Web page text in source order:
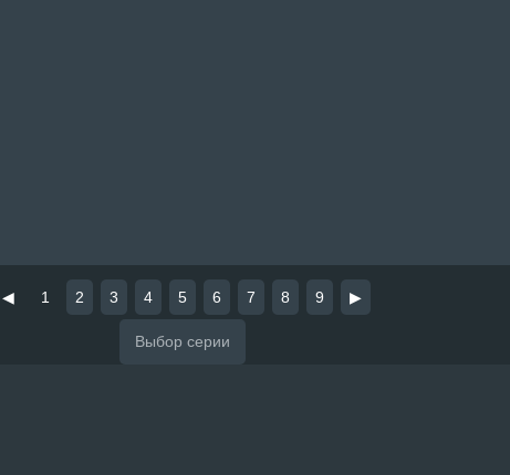
◀ 1 2 3 4 5 6 7 8 9 ▶